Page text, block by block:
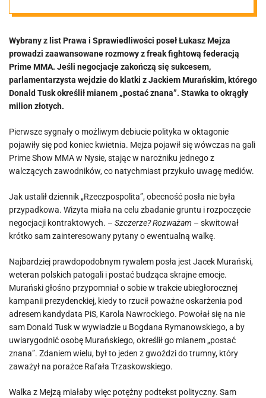
W tle ogromne
pieniądze
Wybrany z list Prawa i Sprawiedliwości poseł Łukasz Mejza
prowadzi zaawansowane rozmowy z freak fightową federacją
Prime MMA. Jeśli negocjacje zakończą się sukcesem,
parlamentarzysta wejdzie do klatki z Jackiem Murańskim, którego
Donald Tusk określił mianem „postać znana”. Stawka to okrągły
milion złotych.
Pierwsze sygnały o możliwym debiucie polityka w oktagonie
pojawiły się pod koniec kwietnia. Mejza pojawił się wówczas na gali
Prime Show MMA w Nysie, stając w narożniku jednego z
walczących zawodników, co natychmiast przykuło uwagę mediów.
Jak ustalił dziennik „Rzeczpospolita”, obecność posła nie była
przypadkowa. Wizyta miała na celu zbadanie gruntu i rozpoczęcie
negocjacji kontraktowych. – Szczerze? Rozważam – skwitował
krótko sam zainteresowany pytany o ewentualną walkę.
Najbardziej prawdopodobnym rywalem posła jest Jacek Murański,
weteran polskich patogali i postać budząca skrajne emocje.
Murański głośno przypomniał o sobie w trakcie ubiegłorocznej
kampanii prezydenckiej, kiedy to rzucił poważne oskarżenia pod
adresem kandydata PiS, Karola Nawrockiego. Powołał się na nie
sam Donald Tusk w wywiadzie u Bogdana Rymanowskiego, a by
uwiarygodnić osobę Murańskiego, określił go mianem „postać
znana”. Zdaniem wielu, był to jeden z gwoździ do trumny, który
zaważył na porażce Rafała Trzaskowskiego.
Walka z Mejzą miałaby więc potężny podtekst polityczny. Sam